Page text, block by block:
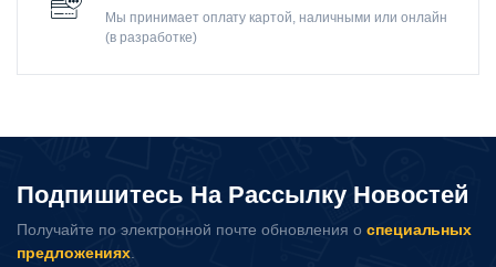
Мы принимает оплату картой, наличными или онлайн
(в разработке)
Подпишитесь На Рассылку Новостей
Получайте по электронной почте обновления о специальных
предложениях.